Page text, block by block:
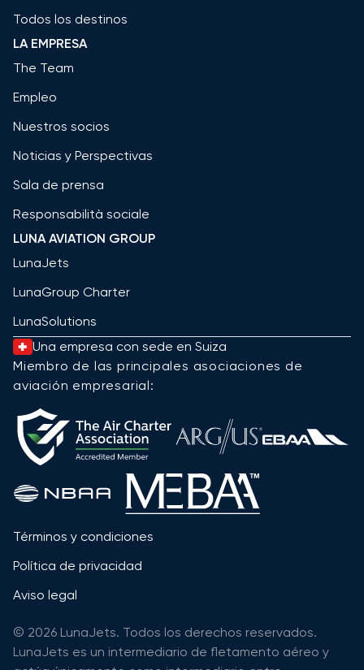
Todos los destinos
LA EMPRESA
The Team
Empleo
Nuestros socios
Noticias y Perspectivas
Sala de prensa
Responsabilità sociale
LUNA AVIATION GROUP
LunaJets
LunaGroup Charter
LunaSolutions
Una empresa con sede en Suiza
Miembro de las principales asociaciones de
aviación empresarial:
Términos y condiciones
Política de privacidad
Aviso legal
© 2026 LunaJets. Todos los derechos reservados.
LunaJets es un intermediario de fletamento aéreo y